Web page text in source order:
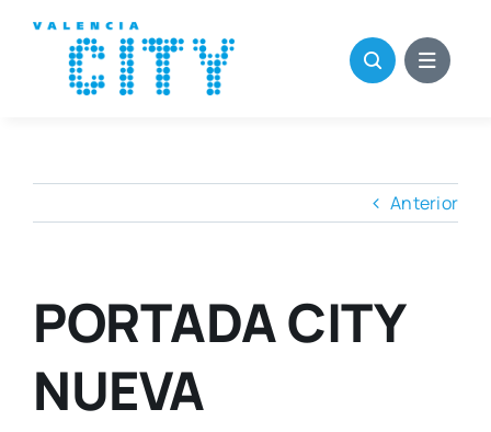
contenido
Anterior
PORTADA CITY
NUEVA